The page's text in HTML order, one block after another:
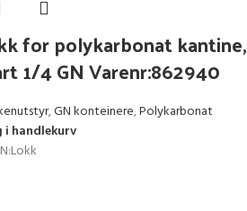
for polykarbonat kantine,
1/4 GN Varenr:862940
,GN konteinere,Polykarbonat
i handlekurv